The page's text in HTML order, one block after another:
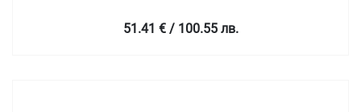
51.41 € / 100.55 лв.